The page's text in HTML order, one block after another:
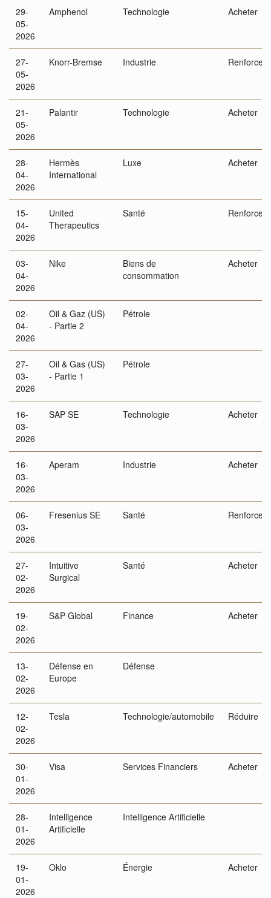
29-
05-
2026
Amphenol Technologie Acheter
27-
05-
2026
Knorr-Bremse Industrie Renforcer
21-
05-
2026
Palantir Technologie Acheter
28-
04-
2026
Hermès
International
Luxe Acheter
15-
04-
2026
United
Therapeutics
Santé Renforcer
03-
04-
2026
Nike
Biens de
consommation
Acheter
02-
04-
2026
Oil & Gaz (US)
- Partie 2
Pétrole
27-
03-
2026
Oil & Gas (US)
- Partie 1
Pétrole
16-
03-
2026
SAP SE Technologie Acheter
16-
03-
2026
Aperam Industrie Acheter
06-
03-
2026
Fresenius SE Santé Renforcer
27-
02-
2026
Intuitive
Surgical
Santé Acheter
19-
02-
2026
S&P Global Finance Acheter
13-
02-
2026
Défense en
Europe
Défense
12-
02-
2026
Tesla Technologie/automobile Réduire
30-
01-
2026
Visa Services Financiers Acheter
28-
01-
2026
Intelligence
Artificielle
Intelligence Artificielle
19-
01-
2026
Oklo Énergie Acheter